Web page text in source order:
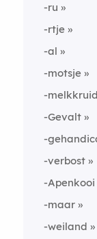
-ru
-rtje
-al
-motsje
-
-Gevalt
-
-verbost
-Apenkooi
-maar
-weiland